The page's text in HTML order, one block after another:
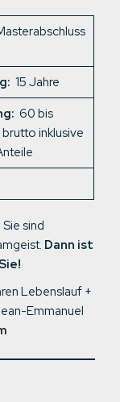
15 Jahre
60 bis
inklusive
sind
Dann ist
Lebenslauf +
Emmanuel